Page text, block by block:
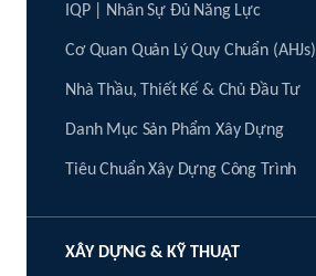
IQP | Nhân Sự Đủ Năng Lực
Cơ Quan Quản Lý Quy Chuẩn (AHJs)
Nhà Thầu, Thiết Kế & Chủ Đầu Tư
Danh Mục Sản Phẩm Xây Dựng
Tiêu Chuẩn Xây Dựng Công Trình
XÂY DỰNG & KỸ THUẬT